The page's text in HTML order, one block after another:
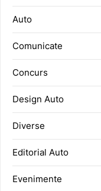
Auto
Comunicate
Concurs
Design Auto
Diverse
Editorial Auto
Evenimente